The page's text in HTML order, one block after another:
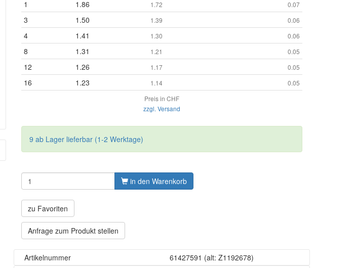
1 1.86 1.72 0.07
3 1.50 1.39 0.06
4 1.41 1.30 0.06
8 1.31 1.21 0.05
12 1.26 1.17 0.05
16 1.23 1.14
0.05
Preis in CHF
zzgl. Versand
9 ab Lager lieferbar (1-2 Werktage)
in den Warenkorb
zu Favoriten
Anfrage zum Produkt stellen
Artikelnummer 61427591 (alt: Z1192678)